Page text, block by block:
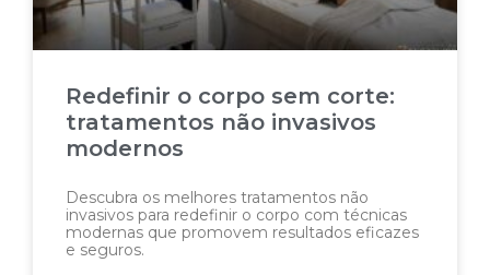
Redefinir o corpo sem corte:
tratamentos não invasivos
modernos
Descubra os melhores tratamentos não
invasivos para redefinir o corpo com técnicas
modernas que promovem resultados eficazes
e seguros.